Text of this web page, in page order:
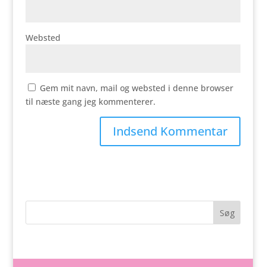
Websted
Gem mit navn, mail og websted i denne browser
til næste gang jeg kommenterer.